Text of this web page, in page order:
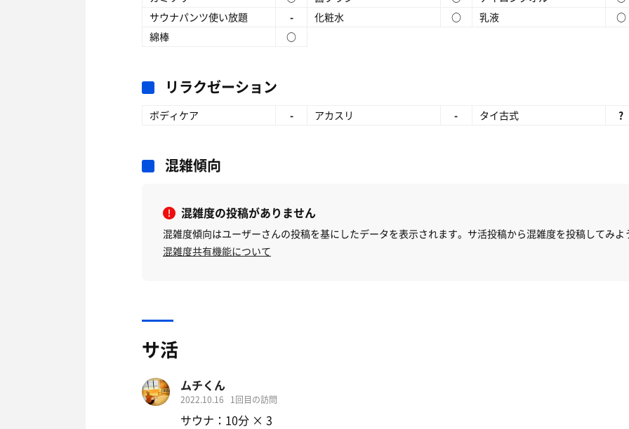
サウナパンツ使い放題
- 化粧水 ○ 乳液
○
綿棒
○
リラクゼーション
ボディケア - アカスリ - タイ古式 ?
混雑傾向
混雑度の投稿がありません
混雑度傾向はユーザーさんの投稿を基にしたデータを表示されます。サ活投稿から混雑度を投稿してみよ
混雑度共有機能について
サ活
ムチくん
2022.10.16 1回目の訪問
サウナ：10分 × 3